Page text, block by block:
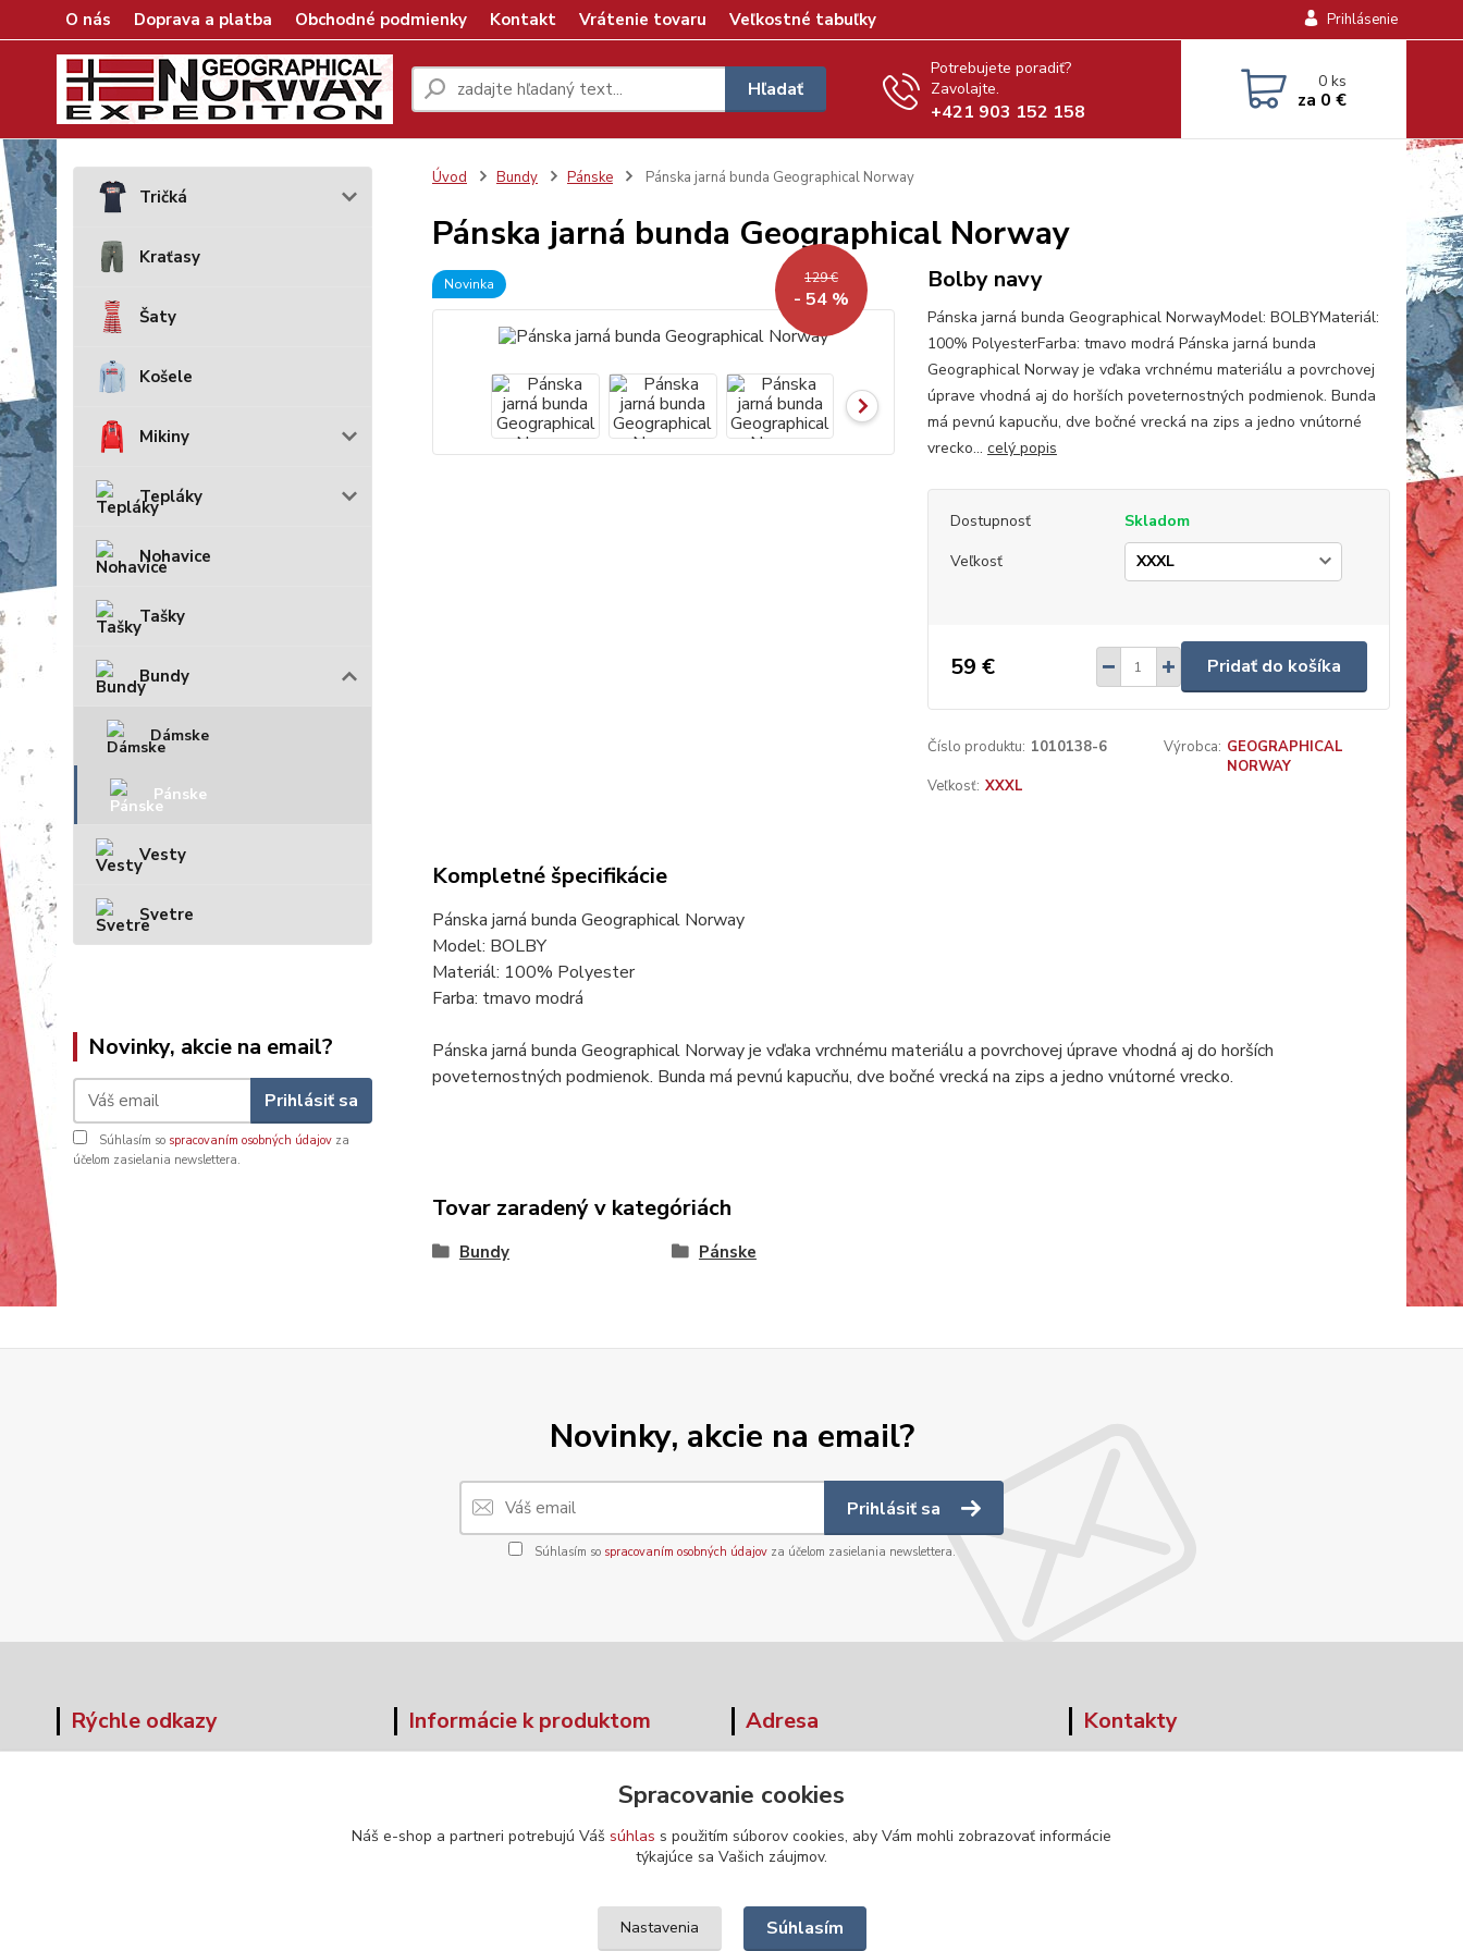
O nás Doprava a platba Obchodné podmienky Kontakt Vrátenie tovaru Veľkostné tabuľky Prihlásenie
Hľadať
Potrebujete poradiť?
Zavolajte.
+421 903 152 158
0ks
za 0 €
Tričká
Kraťasy
Šaty
Košele
Mikiny
Tepláky
Nohavice
Tašky
Bundy
Dámske
Pánske
Vesty
Svetre
Novinky, akcie na email?
Prihlásiť sa
Súhlasím so spracovaním osobných údajov za
účelom zasielania newslettera.
Úvod Bundy Pánske Pánska jarná bunda Geographical Norway
Pánska jarná bunda Geographical Norway
Novinka 129 €
- 54 %
Bolby navy
Pánska jarná bunda Geographical NorwayModel: BOLBYMateriál:
100% PolyesterFarba: tmavo modrá Pánska jarná bunda
Geographical Norway je vďaka vrchnému materiálu a povrchovej
úprave vhodná aj do horších poveternostných podmienok. Bunda
má pevnú kapucňu, dve bočné vrecká na zips a jedno vnútorné
vrecko... celý popis
Dostupnosť
Skladom
Veľkosť
59 € Pridať do košíka
Číslo produktu: 1010138-6 Výrobca: GEOGRAPHICAL
NORWAY
Veľkosť: XXXL
Kompletné špecifikácie
Pánska jarná bunda Geographical Norway
Model: BOLBY
Materiál: 100% Polyester
Farba: tmavo modrá
Pánska jarná bunda Geographical Norway je vďaka vrchnému materiálu a povrchovej úprave vhodná aj do horších
poveternostných podmienok. Bunda má pevnú kapucňu, dve bočné vrecká na zips a jedno vnútorné vrecko.
Tovar zaradený v kategóriách
Bundy Pánske
Novinky, akcie na email?
Prihlásiť sa
Súhlasím so spracovaním osobných údajovza účelom zasielania newslettera.
Rýchle odkazy Informácie k produktom Adresa
Banská Bystrica
974 04
Kontakty
info@norwaywear.sk
Spracovanie cookies
Náš e-shop a partneri potrebujú Váš súhlas s použitím súborov cookies, aby Vám mohli zobrazovať informácie
týkajúce sa Vašich záujmov.
Nastavenia Súhlasím